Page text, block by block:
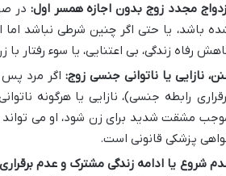
مجدد زوج بدون اجازه همسر اول: در
باشد، یا حتی اگر چنین شرطی نباشد
رفاه زندگی، بی اعتنایی، یا سوء رفتار
نازایی یا ناتوانی جنسی زوج: اگر مرد پس
رابطه جنسی)، نازایی یا هرگونه
مشقت شدید برای زن شود، او می تواند
پزشکی قانونی است.
شروع یا ادامه زندگی مشترک و عدم